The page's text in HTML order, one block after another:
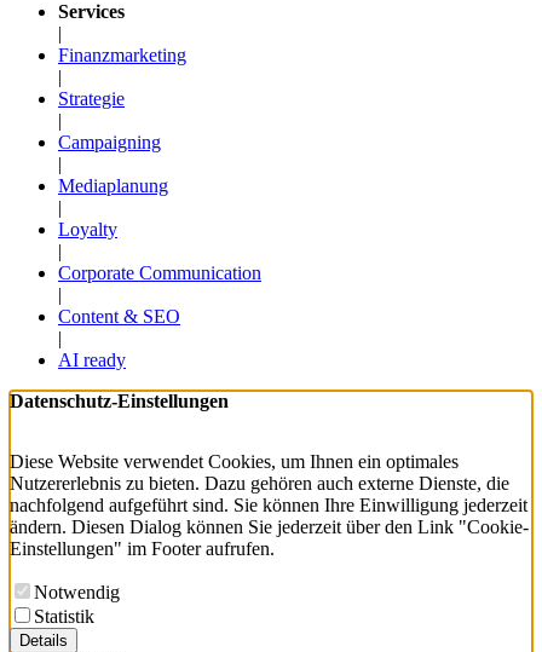
Services
|
Finanzmarketing
|
Strategie
|
Campaigning
|
Mediaplanung
|
Loyalty
|
Corporate Communication
|
Content & SEO
|
AI ready
Datenschutz-Einstellungen
Diese Website verwendet Cookies, um Ihnen ein optimales
Nutzererlebnis zu bieten. Dazu gehören auch externe Dienste, die
nachfolgend aufgeführt sind. Sie können Ihre Einwilligung jederzeit
ändern. Diesen Dialog können Sie jederzeit über den Link "Cookie-
Einstellungen" im Footer aufrufen.
Notwendig
Statistik
Details